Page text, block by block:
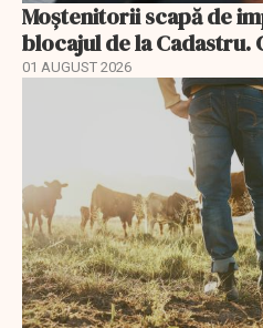
Moștenitorii scapă de
blocajul de la Cadastru.
01 AUGUST 2026